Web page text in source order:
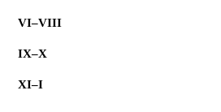
VI–VIII
IX–X
XI–I